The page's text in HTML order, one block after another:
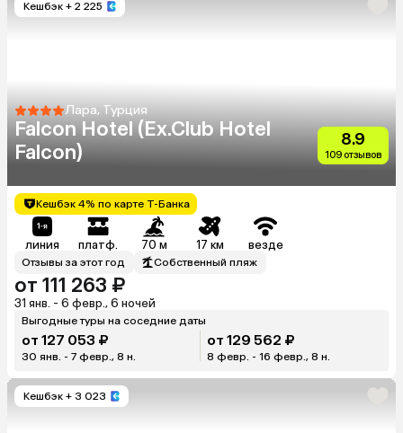
Кешбэк + 2 225
Лара, Турция
Falcon Hotel (Ex.Club Hotel
Falcon)
8.9
109 отзывов
Кешбэк 4% по карте Т-Банка
линия платф. 70 м 17 км везде
Отзывы за этот год Собственный пляж
от 111 263 ₽
31 янв. - 6 февр., 6 ночей
Выгодные туры на соседние даты
от 127 053 ₽
30 янв. - 7 февр., 8 н.
от 129 562 ₽
8 февр. - 16 февр., 8 н.
Кешбэк + 3 023